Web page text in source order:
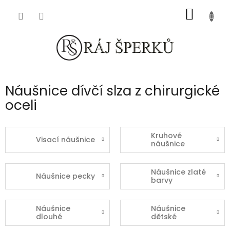
KOŠÍK
Náušnice dívčí slza z chirurgické
oceli
Visací náušnice
Kruhové
náušnice
Náušnice pecky
Náušnice zlaté
barvy
Náušnice
dlouhé
Náušnice
dětské